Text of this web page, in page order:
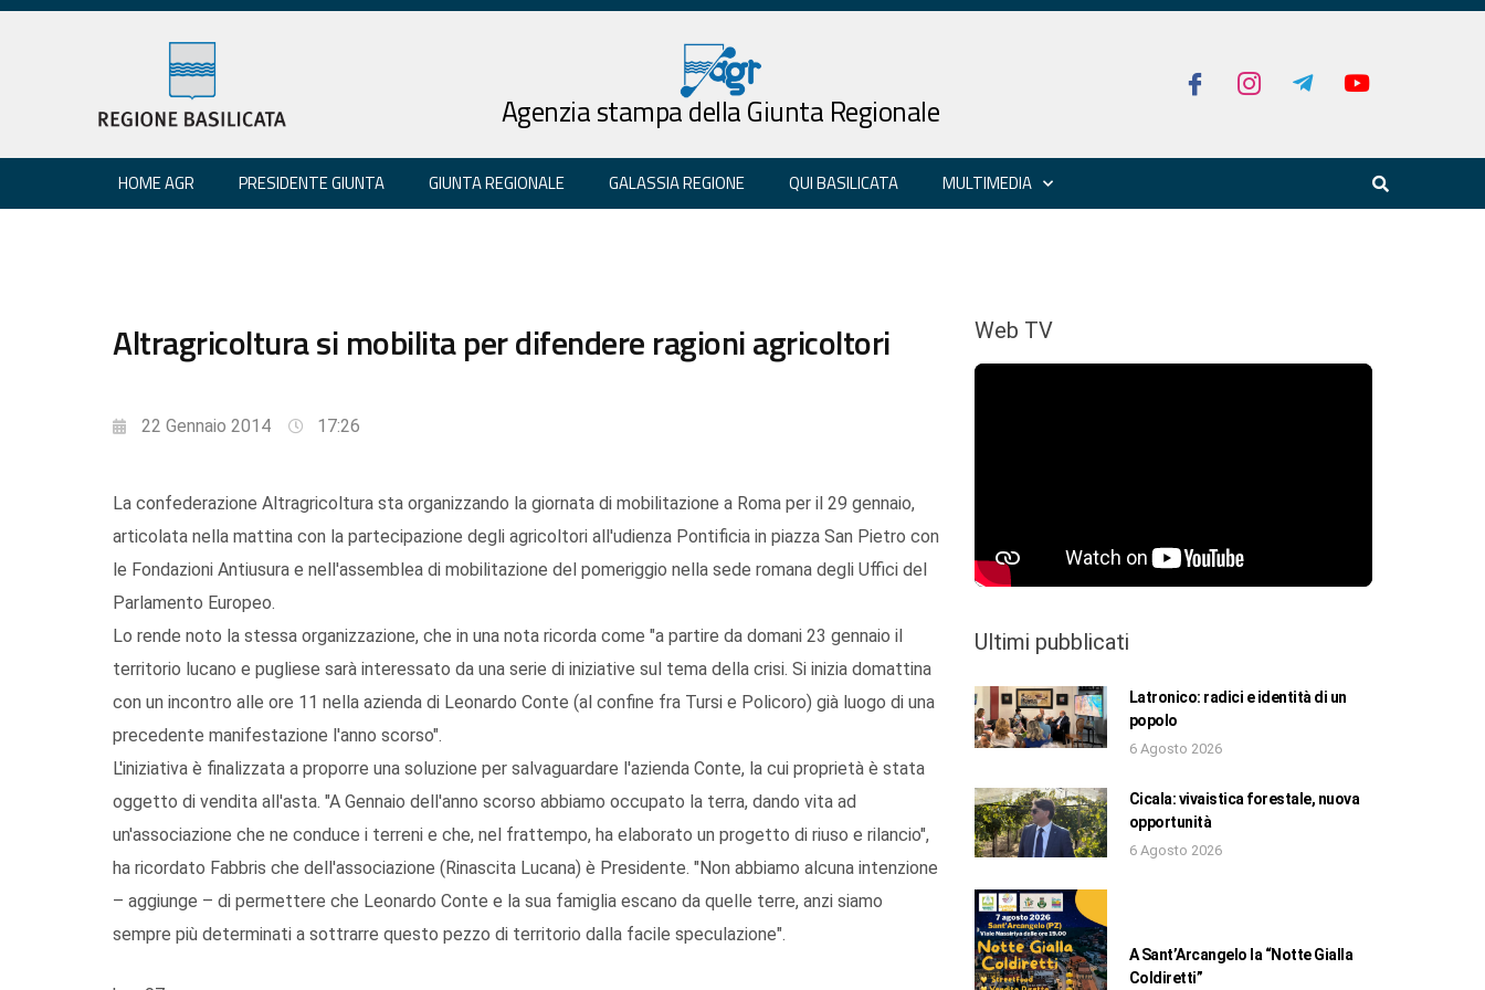
Agenzia stampa della Giunta Regionale
HOME AGR PRESIDENTE GIUNTA GIUNTA REGIONALE GALASSIA REGIONE QUI BASILICATA MULTIMEDIA
Altragricoltura si mobilita per difendere ragioni agricoltori
22 Gennaio 2014 17:26
La confederazione Altragricoltura sta organizzando la giornata di mobilitazione a Roma per il 29 gennaio,
articolata nella mattina con la partecipazione degli agricoltori all'udienza Pontificia in piazza San Pietro con
le Fondazioni Antiusura e nell'assemblea di mobilitazione del pomeriggio nella sede romana degli Uffici del
Parlamento Europeo.
Lo rende noto la stessa organizzazione, che in una nota ricorda come "a partire da domani 23 gennaio il
territorio lucano e pugliese sarà interessato da una serie di iniziative sul tema della crisi. Si inizia domattina
con un incontro alle ore 11 nella azienda di Leonardo Conte (al confine fra Tursi e Policoro) già luogo di una
precedente manifestazione l'anno scorso".
L'iniziativa è finalizzata a proporre una soluzione per salvaguardare l'azienda Conte, la cui proprietà è stata
oggetto di vendita all'asta. "A Gennaio dell'anno scorso abbiamo occupato la terra, dando vita ad
un'associazione che ne conduce i terreni e che, nel frattempo, ha elaborato un progetto di riuso e rilancio",
ha ricordato Fabbris che dell'associazione (Rinascita Lucana) è Presidente. "Non abbiamo alcuna intenzione
– aggiunge – di permettere che Leonardo Conte e la sua famiglia escano da quelle terre, anzi siamo
sempre più determinati a sottrarre questo pezzo di territorio dalla facile speculazione".
Web TV
Ultimi pubblicati
Latronico: radici e identità di un
popolo
6 Agosto 2026
Cicala: vivaistica forestale, nuova
opportunità
6 Agosto 2026
A Sant’Arcangelo la “Notte Gialla
Coldiretti”